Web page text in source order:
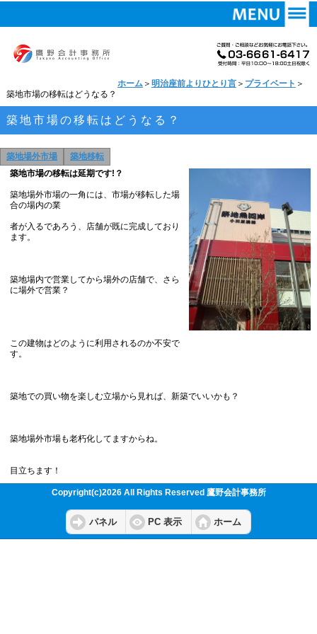
ホーム＞ 明治座前よりひとり言＞ プライベート ＞
築地市場の移転はどうなる？
築地市場の移転はどうなる？
築地場外市場
築地移転
築地市場の移転は延期です!？
築地場外市場の一角には、市場が移転した場
合の場内の業
者が入るであろう、店舗が既に完成しており
ます。
築地場内で営業してから場外の店舗で、さら
に場外で営業？
この建物はどのように利用されるのか不安で
す。
築地での買い物を楽しむ立場から見れば、新築でいいかも？
築地場外市場も老朽化してますからね。
目立ちます！
Copyright(c)2026 All Rights Reserved 鷹野会計事務所
パネル PC 表示 ホーム